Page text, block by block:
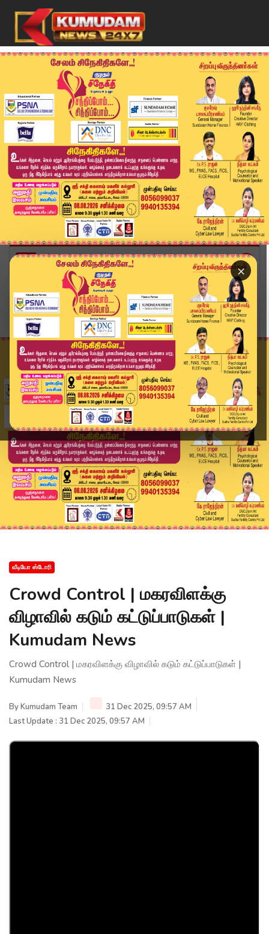
×
Home
வீடியோ ஸ்டோரி
Crowd Control | மகரவிளக்கு விழாவில் கடும் கட்டு...
வீடியோ ஸ்டோரி
Crowd Control | மகரவிளக்கு
விழாவில் கடும் கட்டுப்பாடுகள் |
Kumudam News
Crowd Control | மகரவிளக்கு விழாவில் கடும் கட்டுப்பாடுகள் |
Kumudam News
ByKumudam Team
31 Dec 2025, 09:57 AM
Last Update : 31 Dec 2025, 09:57 AM